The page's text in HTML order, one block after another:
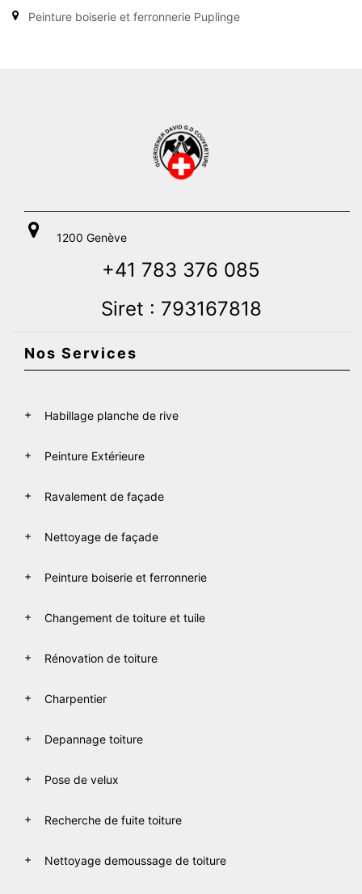
Peinture boiserie et ferronnerie Puplinge
1200 Genève
+41 783 376 085
Siret : 793167818
Nos Services
Habillage planche de rive
Peinture Extérieure
Ravalement de façade
Nettoyage de façade
Peinture boiserie et ferronnerie
Changement de toiture et tuile
Rénovation de toiture
Charpentier
Depannage toiture
Pose de velux
Recherche de fuite toiture
Nettoyage demoussage de toiture